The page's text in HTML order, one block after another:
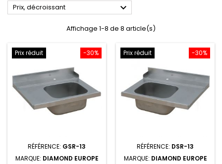
Prix, décroissant 
Affichage 1-8 de 8 article(s)
-30%
Prix réduit
RÉFÉRENCE: GSR-13
MARQUE: DIAMOND EUROPE
-30%
Prix réduit
RÉFÉRENCE: DSR-13
MARQUE: DIAMOND EUROPE